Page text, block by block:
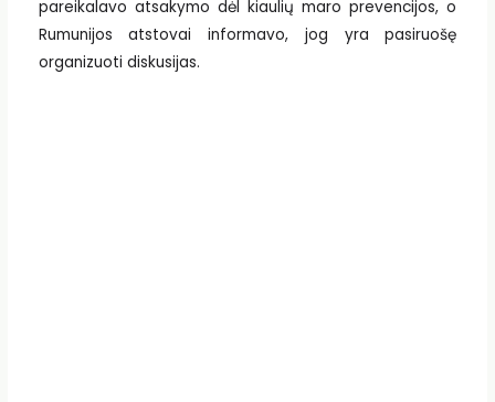
pareikalavo atsakymo dėl kiaulių maro prevencijos, o
Rumunijos atstovai informavo, jog yra pasiruošę
organizuoti diskusijas.